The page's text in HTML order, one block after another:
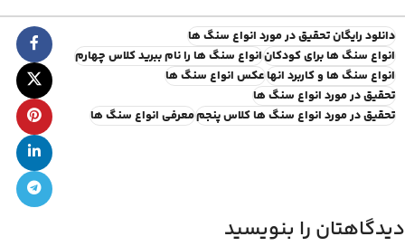
دانلود رایگان تحقیق در مورد انواع سنگ ها
انواع سنگ ها برای کودکانانواع سنگ ها را نام ببرید کلاس چهارم
انواع سنگ ها و کاربرد انهاعکس انواع سنگ ها
تحقیق در مورد انواع سنگ ها
تحقیق در مورد انواع سنگ ها کلاس پنجممعرفی انواع سنگ ها
دیدگاهتان را بنویسید